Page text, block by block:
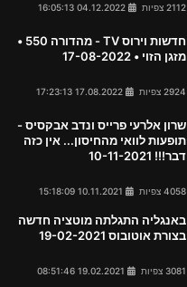
2112 צפיות
חדשות וירוס TV - מהדורה 550 •
מזגן הזוי • 17-08-2022
2924 צפיות
שרון אלרעי פרייס ונדב אבקסיס -
תופעות לוואי מהחיסון... אין כזה
דבר!!! 10-11-2021
4058 צפיות
באנגליה התגלתה מוטציה חדשה
בצורת אוטובוס 19-02-2021
3081 צפיות